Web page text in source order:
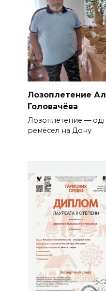
Лозоплетение
Головачёва
Лозоплетение —
ремёсел на Дону